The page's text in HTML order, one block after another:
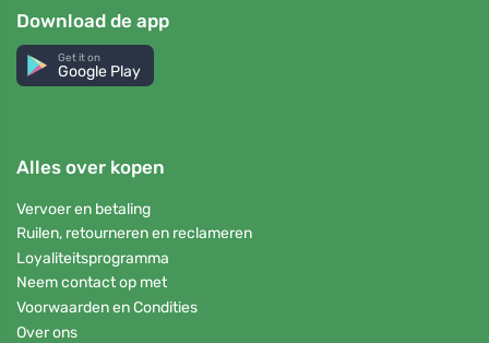
Download de app
Get it on
Google Play
Alles over kopen
Vervoer en betaling
Ruilen, retourneren en reclameren
Loyaliteitsprogramma
Neem contact op met
Voorwaarden en Condities
Over ons